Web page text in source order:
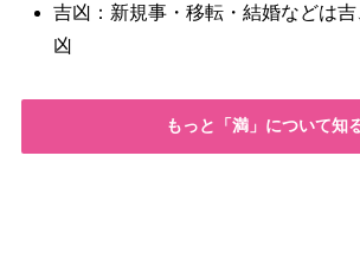
吉凶：新規事・移転・結婚などは
凶
もっと「満」について知